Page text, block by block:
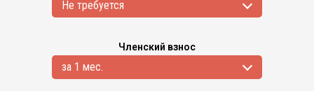
Не требуется
Членский взнос
за 1 мес.